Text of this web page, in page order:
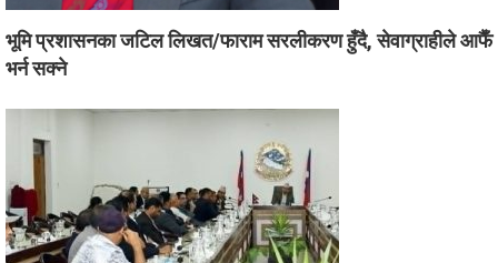
भूमि प्रशासनका जटिल लिखत/फाराम सरलीकरण हुँदै, सेवाग्राहीले आफैँ
भर्न सक्ने